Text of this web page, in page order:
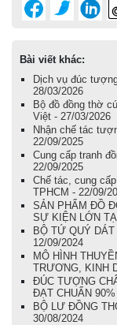
Bài viết khác:
Dịch vụ đúc
28/03/2026
Bộ đồ đồng thờ
Việt - 27/03/2026
Nhận chế tác
22/09/2025
Cung cấp tranh
22/09/2025
Chế tác, cung
TPHCM - 22/09/
SẢN PHẨM ĐỒ
SỰ KIỆN LỚN
BỘ TỨ QUÝ
12/09/2024
MÔ HÌNH
TRƯƠNG, KINH
ĐÚC TƯỢNG
ĐẠT CHUẨN
BỘ LƯ ĐỒNG
30/08/2024